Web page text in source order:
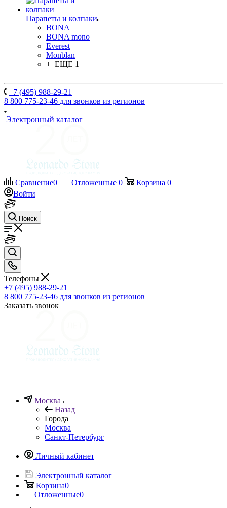
Парапеты и колпаки
BONA
BONA mono
Everest
Monblan
+ ЕЩЕ 1
+7 (495) 988-29-21
8 800 775-23-46 для звонков из регионов
Электронный каталог
Сравнение0 Отложенные 0 Корзина 0
Войти
Поиск
Телефоны
+7 (495) 988-29-21
8 800 775-23-46 для звонков из регионов
Заказать звонок
Москва
Назад
Города
Москва
Санкт-Петербург
Личный кабинет
Электронный каталог
Корзина0
Отложенные0